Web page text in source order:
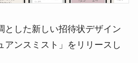
とした新しい招待状デザイン
アンスミスト」をリリースし